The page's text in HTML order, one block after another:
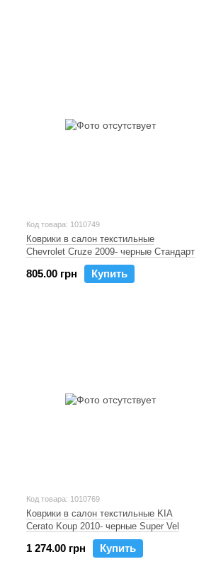
Код товара: 1010749
Коврики в салон текстильные
Chevrolet Cruze 2009- черные Стандарт
805.00 грн Купить
Код товара: 1010769
Коврики в салон текстильные KIA
Cerato Koup 2010- черные Super Vel
1 274.00 грн Купить